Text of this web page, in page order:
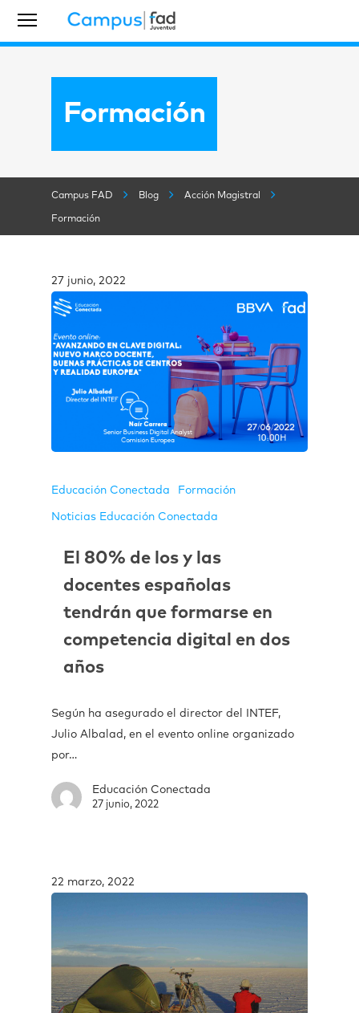
Formación
Campus FAD Blog Acción Magistral
Formación
27 junio, 2022
Educación Conectada Formación
Noticias Educación Conectada
El 80% de los y las
docentes españolas
tendrán que formarse en
competencia digital en dos
años
Según ha asegurado el director del INTEF,
Julio Albalad, en el evento online organizado
por…
Educación Conectada
27 junio, 2022
22 marzo, 2022